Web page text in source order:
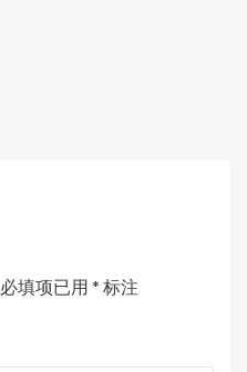
必填项已用 * 标注